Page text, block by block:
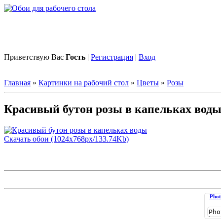
Приветствую Вас Гость | Регистрация | Вход
Главная » Картинки на рабочий стол » Цветы » Розы
Красивый бутон розы в капельках воды
Скачать обои (1024х768px/133.74Kb)